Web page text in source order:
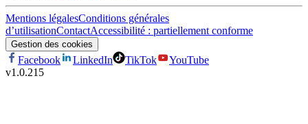
Mentions légalesConditions générales
d’utilisationContactAccessibilité : partiellement conforme
Gestion des cookies
Facebook LinkedIn TikTok
YouTube
v1.0.215